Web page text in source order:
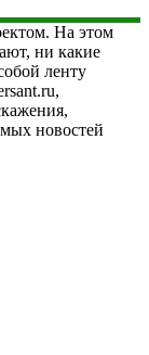
На этом
ни какие
ленту
новостей